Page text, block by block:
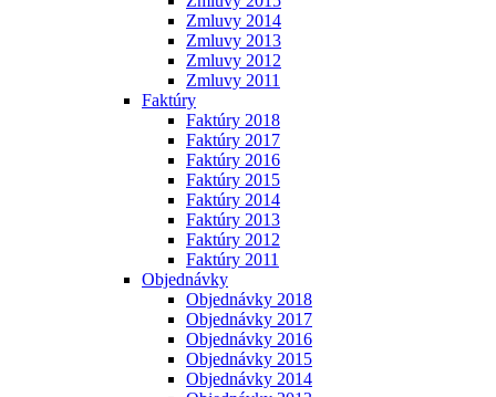
Zmluvy 2014
Zmluvy 2013
Zmluvy 2012
Zmluvy 2011
Faktúry
Faktúry 2018
Faktúry 2017
Faktúry 2016
Faktúry 2015
Faktúry 2014
Faktúry 2013
Faktúry 2012
Faktúry 2011
Objednávky
Objednávky 2018
Objednávky 2017
Objednávky 2016
Objednávky 2015
Objednávky 2014